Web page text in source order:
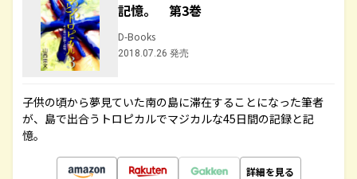
記憶。 第3巻
D-Books
2018.07.26 発売
子供の頃から夢見ていた南の島に滞在することになった筆者
が、島で出合うトロピカルでマジカルな45日間の記録と記
憶。
詳細を見る